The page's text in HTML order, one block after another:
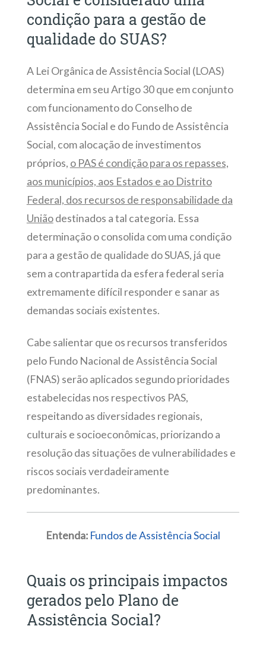
condição para a gestão de
qualidade do SUAS?
A Lei Orgânica de Assistência Social (LOAS)
determina em seu Artigo 30 que em conjunto
com funcionamento do Conselho de
Assistência Social e do Fundo de Assistência
Social, com alocação de investimentos
próprios, o PAS é condição para os repasses,
aos municípios, aos Estados e ao Distrito
Federal, dos recursos de responsabilidade da
Uniãodestinados a tal categoria. Essa
determinação o consolida com uma condição
para a gestão de qualidade do SUAS, já que
sem a contrapartida da esfera federal seria
extremamente difícil responder e sanar as
demandas sociais existentes.
Cabe salientar que os recursos transferidos
pelo Fundo Nacional de Assistência Social
(FNAS) serão aplicados segundo prioridades
estabelecidas nos respectivos PAS,
respeitando as diversidades regionais,
culturais e socioeconômicas, priorizando a
resolução das situações de vulnerabilidades e
riscos sociais verdadeiramente
predominantes.
Entenda: Fundos de Assistência Social
Quais os principais impactos
gerados pelo Plano de
Assistência Social?